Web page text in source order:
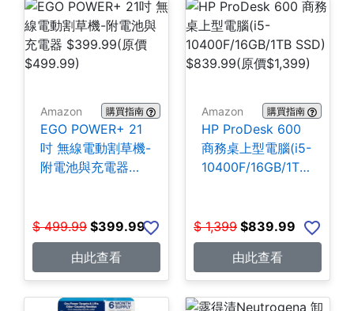
Amazon 購買指南
EGO POWER+ 21
吋 無線電動割草機-
附電池與充電器
$ 499.99 $399.99
由此查看
Amazon 購買指南
HP ProDesk 600
商務桌上型電腦(i5-
10400F/16GB/1TB
$ 1,399 $839.99
由此查看